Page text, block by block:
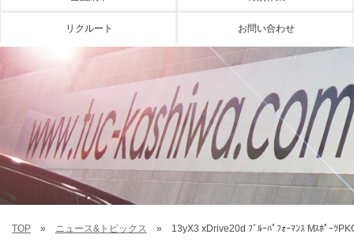
リクルート お問い合わせ
TOP ニュース&トピックス 13yX3 xDrive20d ﾌﾞﾙｰﾊﾟﾌｫｰﾏﾝｽ Mｽﾎﾟｰﾂ